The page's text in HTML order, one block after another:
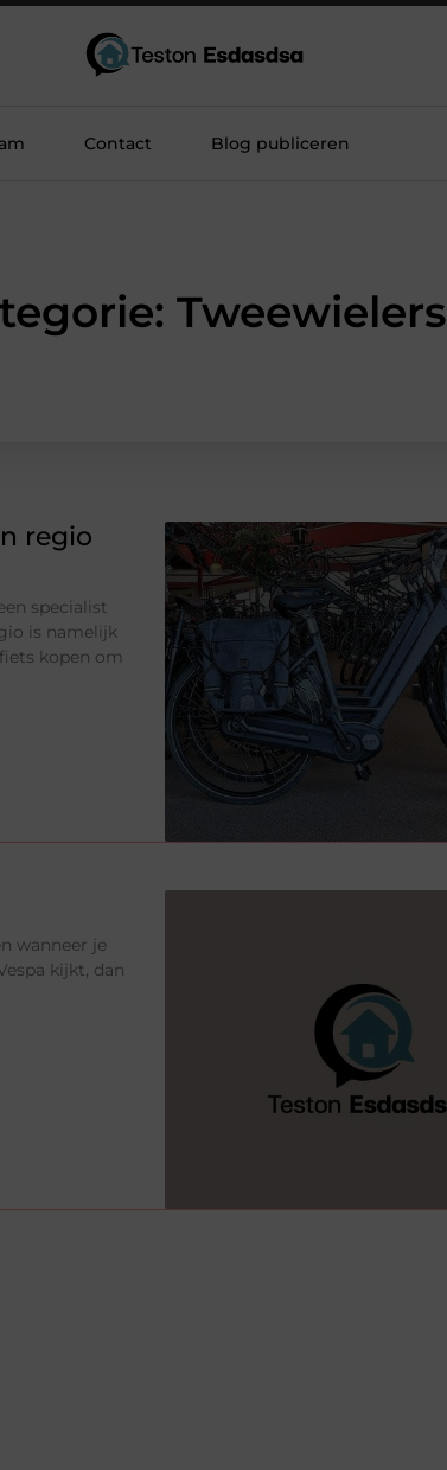
Contact Blog publiceren
Tweewielers
regio
specialist
is namelijk
kopen om
wanneer je
kijkt, dan